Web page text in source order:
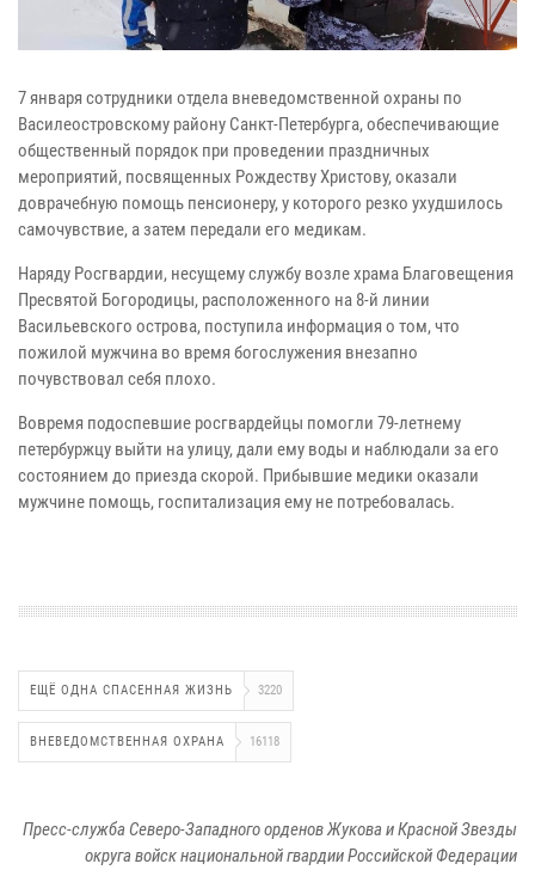
7 января сотрудники отдела вневедомственной охраны по
Василеостровскому району Санкт-Петербурга, обеспечивающие
общественный порядок при проведении праздничных
мероприятий, посвященных Рождеству Христову, оказали
доврачебную помощь пенсионеру, у которого резко ухудшилось
самочувствие, а затем передали его медикам.
Наряду Росгвардии, несущему службу возле храма Благовещения
Пресвятой Богородицы, расположенного на 8-й линии
Васильевского острова, поступила информация о том, что
пожилой мужчина во время богослужения внезапно
почувствовал себя плохо.
Вовремя подоспевшие росгвардейцы помогли 79-летнему
петербуржцу выйти на улицу, дали ему воды и наблюдали за его
состоянием до приезда скорой. Прибывшие медики оказали
мужчине помощь, госпитализация ему не потребовалась.
ЕЩЁ ОДНА СПАСЕННАЯ ЖИЗНЬ 3220
ВНЕВЕДОМСТВЕННАЯ ОХРАНА 16118
Пресс-служба Северо-Западного орденов Жукова и Красной Звезды
округа войск национальной гвардии Российской Федерации